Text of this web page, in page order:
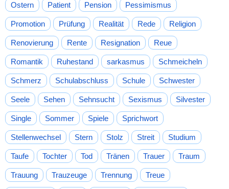
Ostern Patient Pension Pessimismus
Promotion Prüfung Realität Rede Religion
Renovierung Rente Resignation Reue
Romantik Ruhestand sarkasmus Schmeicheln
Schmerz Schulabschluss Schule Schwester
Seele Sehen Sehnsucht Sexismus Silvester
Single Sommer Spiele Sprichwort
Stellenwechsel Stern Stolz Streit Studium
Taufe Tochter Tod Tränen Trauer Traum
Trauung Trauzeuge Trennung Treue